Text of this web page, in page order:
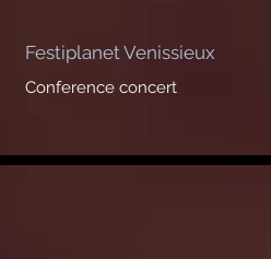
Festiplanet Venissieux
​Conference concert